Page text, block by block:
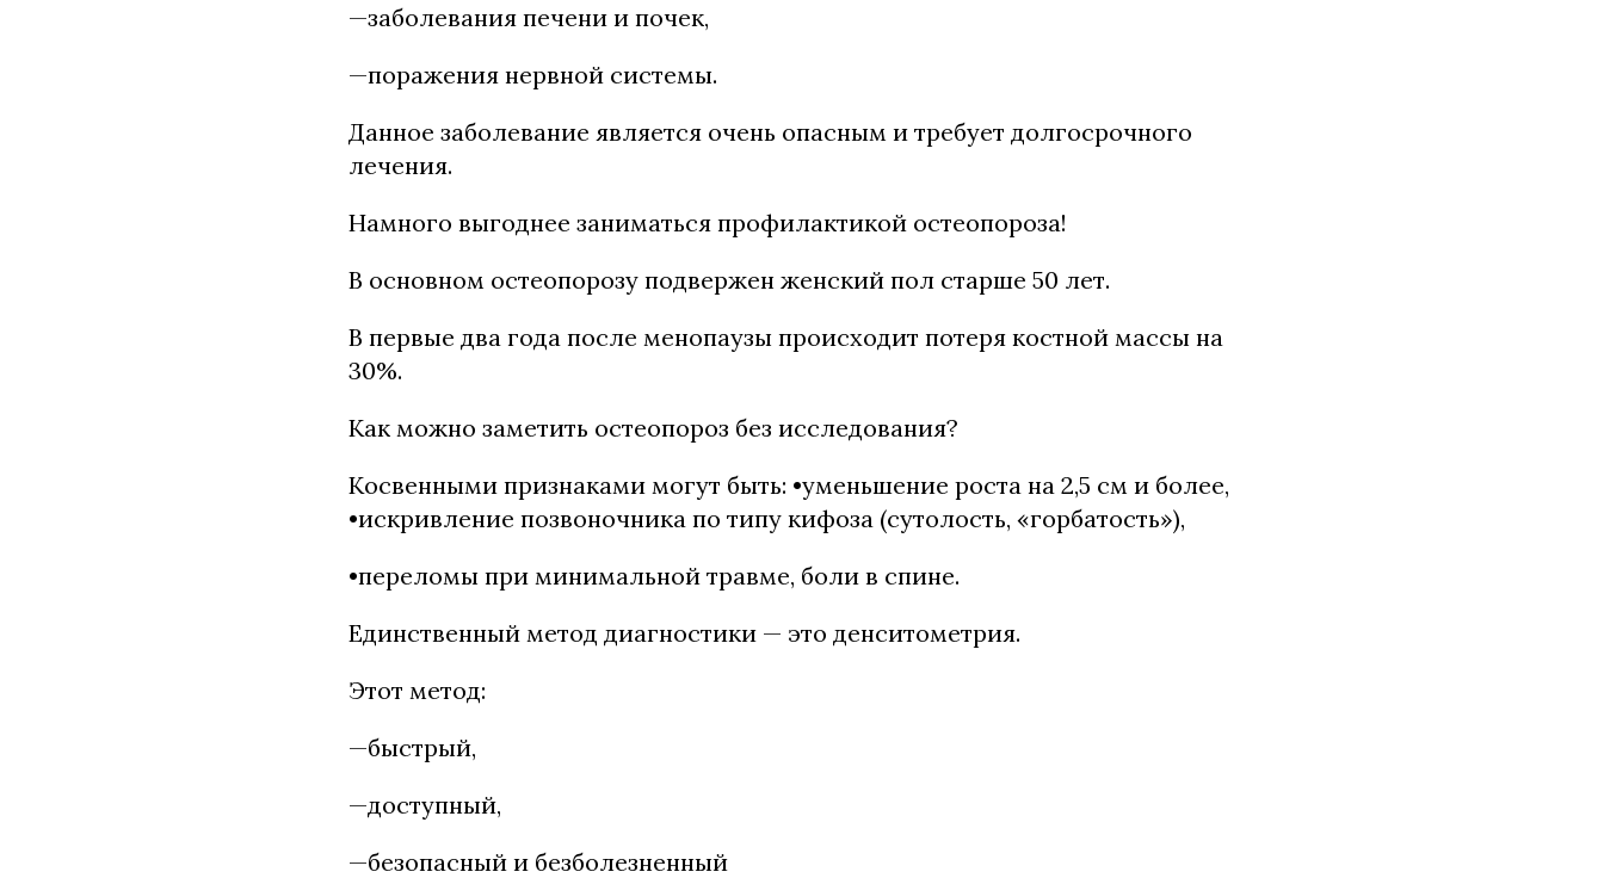
—заболевания печени и почек,
—поражения нервной системы.
Данное заболевание является очень опасным и требует долгосрочного
лечения.
Намного выгоднее заниматься профилактикой остеопороза!
В основном остеопорозу подвержен женский пол старше 50 лет.
В первые два года после менопаузы происходит потеря костной массы на
30%.
Как можно заметить остеопороз без исследования?
Косвенными признаками могут быть: •уменьшение роста на 2,5 см и более,
•искривление позвоночника по типу кифоза (сутолость, «горбатость»),
•переломы при минимальной травме, боли в спине.
Единственный метод диагностики — это денситометрия.
Этот метод:
—быстрый,
—доступный,
—безопасный и безболезненный